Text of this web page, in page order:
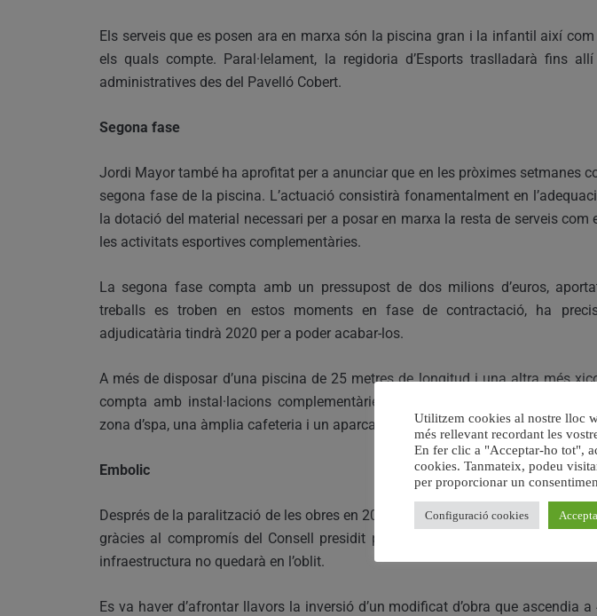
Els serveis que es posen ara en marxa són la piscina gran i la infantil així
els quals compte. Paral·lelament, la regidoria d’Esports traslladarà fins
administratives des del Pavelló Cobert.
Segona fase
Jordi Mayor també ha aprofitat per a anunciar que en les pròximes setmanes
segona fase de la piscina. L’actuació consistirà fonamentalment en
la dotació del material necessari per a posar en marxa la resta de serveis com
les activitats esportives complementàries.
La segona fase compta amb un pressupost de dos milions d’euros,
treballs es troben en estos moments en fase de contractació, ha
adjudicatària tindrà 2020 per a poder acabar-los.
A més de disposar d’una piscina de 25 metres de longitud i una altra més
compta amb instal·lacions complementàries com un gimnàs, sales per a la
zona d’spa, una àmplia cafeteria i un aparcament subterrani.
Embolic
Després de la paralització de les obres en 2014, no va ser fins a 2017 quan es
gràcies al compromís del Consell presidit per
infraestructura no quedarà en l’oblit.
Es va haver d’afrontar llavors la inversió d’un modificat d’obra que ascendia
Utilitzem cookies al nostre lloc
més rellevant recordant les
En fer clic a "Acceptar-ho tot",
cookies. Tanmateix, podeu
per proporcionar un
Configuració cookies